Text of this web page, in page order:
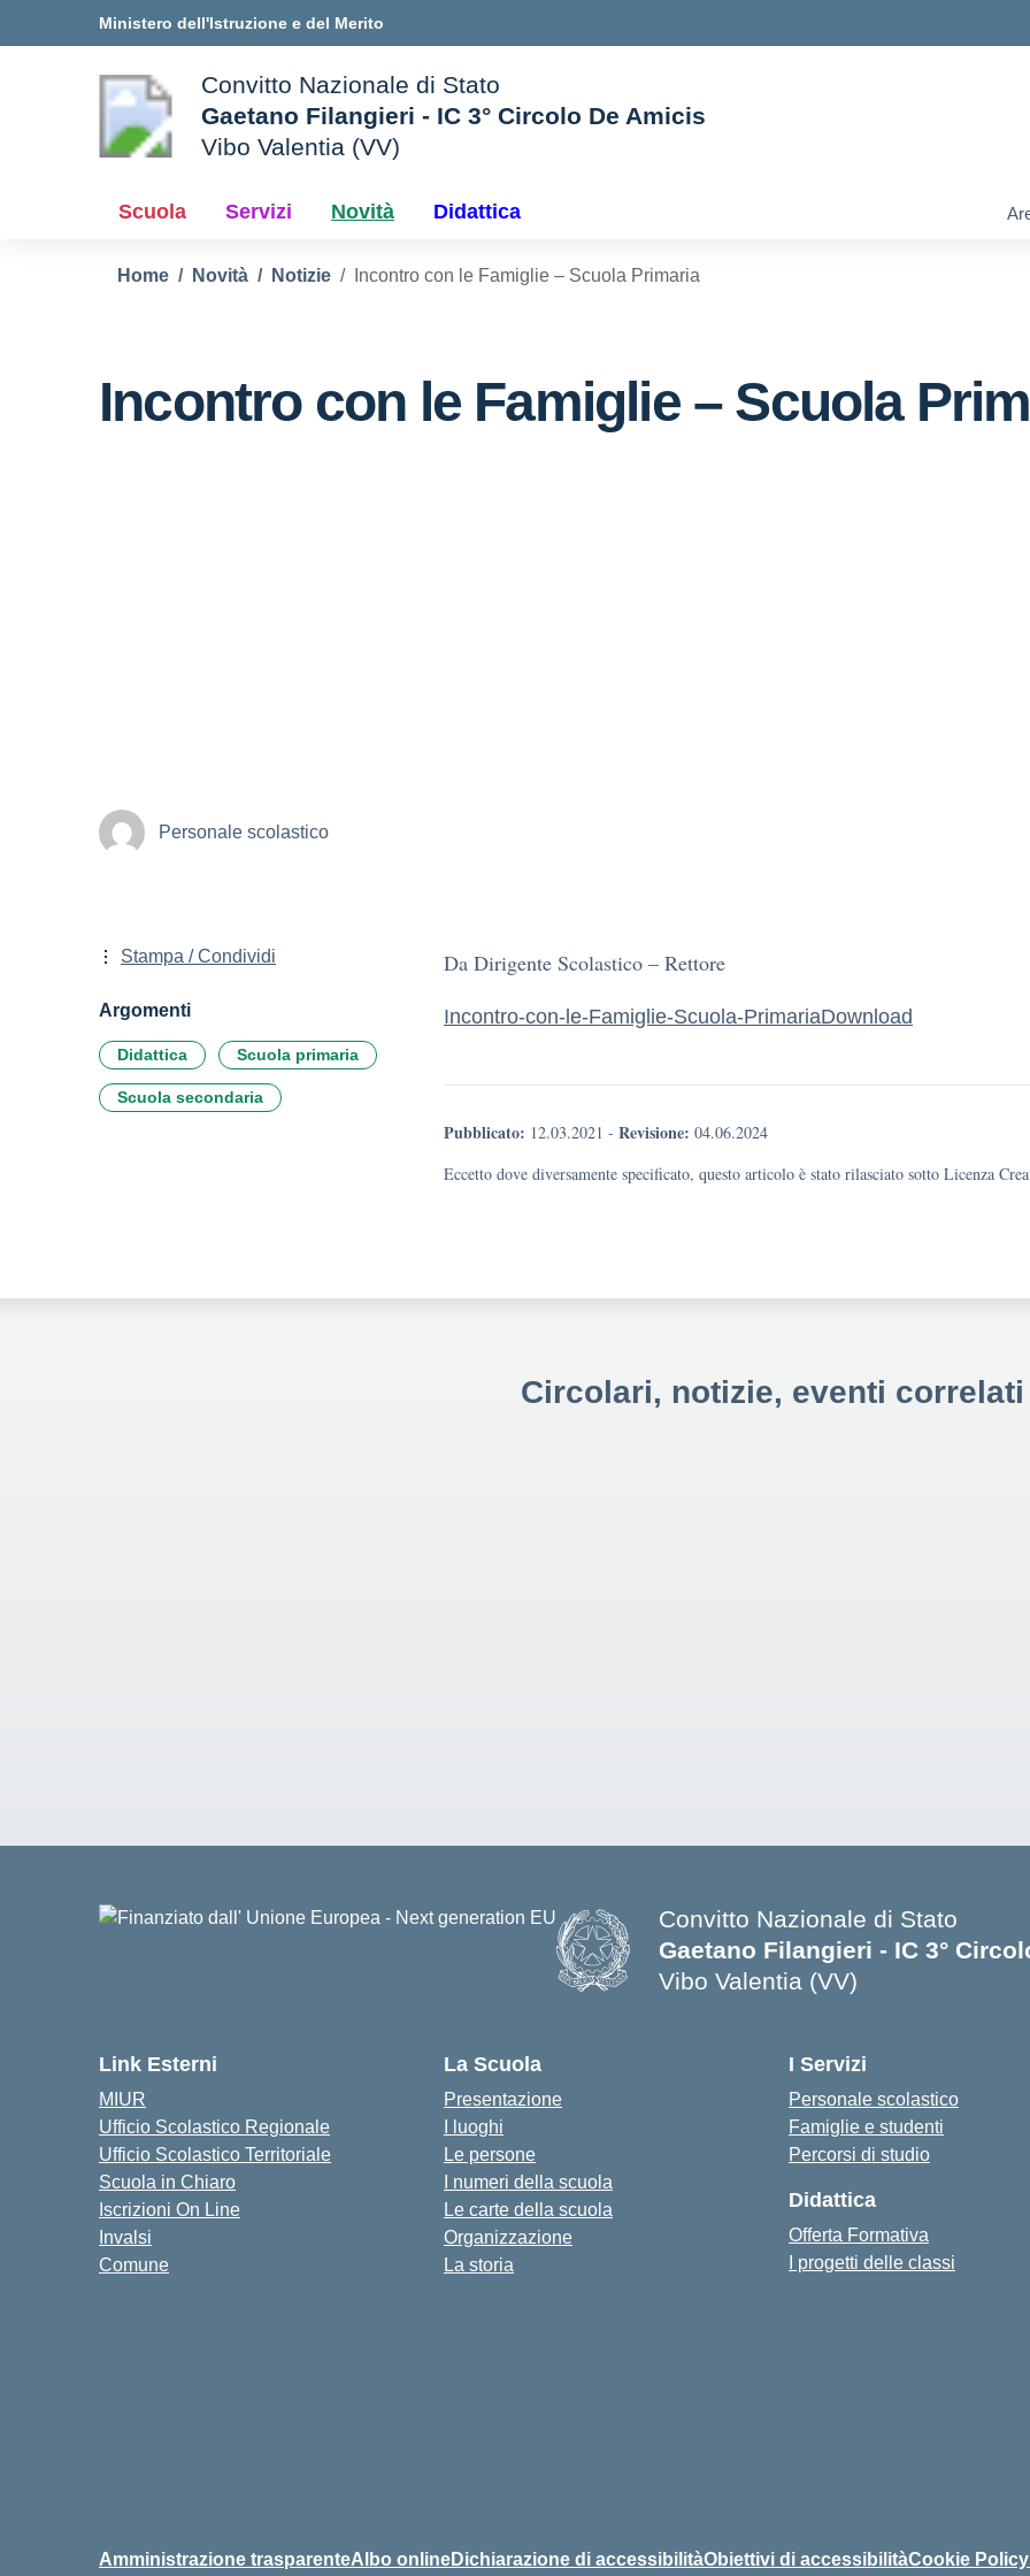
Ministero dell'Istruzione e del Merito
scuola
Convitto Nazionale di Stato
Gaetano Filangieri - IC 3° Circolo De Amicis
Vibo Valentia (VV)
Scuola Servizi Novità Didattica
Home Novità Notizie Incontro con le Famiglie – Scuola Primaria
Incontro con le Famiglie – Scuola
Personale scolastico
Da Dirigente Scolastico – Rettore
Incontro-con-le-Famiglie-Scuola-PrimariaDownload
Pubblicato: 12.03.2021 - Revisione: 04.06.2024
Eccetto dove diversamente specificato, questo articolo è stato rilasciato sotto Licenza
Stampa / Condividi
Argomenti
Didattica Scuola primaria
Scuola secondaria
Circolari, notizie, eventi correlati
Convitto Nazionale di Stato
Gaetano Filangieri - IC 3°
Vibo Valentia (VV)
Link Esterni
MIUR
Ufficio Scolastico Regionale
Ufficio Scolastico Territoriale
Scuola in Chiaro
Iscrizioni On Line
Invalsi
Comune
La Scuola
Presentazione
I luoghi
Le persone
I numeri della scuola
Le carte della scuola
Organizzazione
La storia
I Servizi
Personale scolastico
Famiglie e studenti
Percorsi di studio
Didattica
Offerta Formativa
I progetti delle classi
Amministrazione trasparenteAlbo onlineDichiarazione di accessibilitàObiettivi di accessibilitàCookie Policy